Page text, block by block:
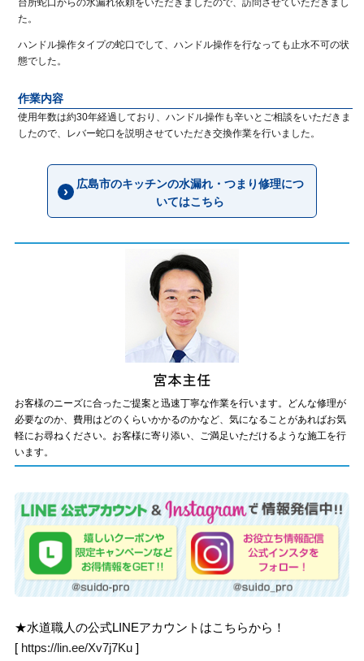
台所蛇口からの水漏れ依頼をいただきましたので、訪問させていただきまし
た。
ハンドル操作タイプの蛇口でして、ハンドル操作を行なっても止水不可の状
態でした。
作業内容
使用年数は約30年経過しており、ハンドル操作も辛いとご相談をいただきま
したので、レバー蛇口を説明させていただき交換作業を行いました。
広島市のキッチンの水漏れ・つまり修理につ
いてはこちら
お客様のニーズに合ったご提案と迅速丁寧な作業を行います。どんな修理が
必要なのか、費用はどのくらいかかるのかなど、気になることがあればお気
軽にお尋ねください。お客様に寄り添い、ご満足いただけるような施工を行
います。
★水道職人の公式LINEアカウントはこちらから！
[ https://lin.ee/Xv7j7Ku ]